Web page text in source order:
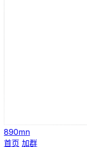
890mn
首页 加群